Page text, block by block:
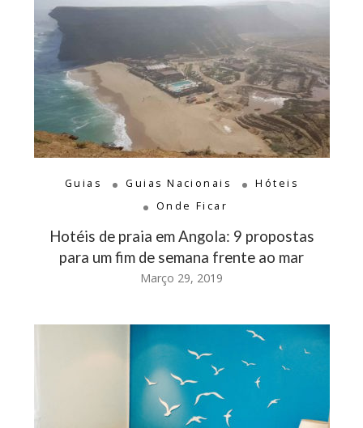
Guias Guias Nacionais
Hóteis
Onde Ficar
Hotéis de praia em Angola: 9 propostas
para um fim de semana frente ao mar
Março 29, 2019